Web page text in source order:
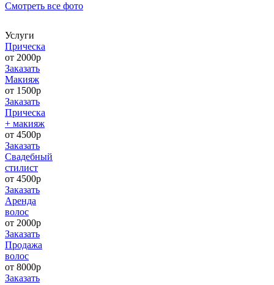
Cмотреть все фото
Услуги
Прическа
от 2000р
Заказать
Макияж
от 1500р
Заказать
Прическа
+ макияж
от 4500р
Заказать
Свадебный
стилист
от 4500р
Заказать
Аренда
волос
от 2000р
Заказать
Продажа
волос
от 8000р
Заказать